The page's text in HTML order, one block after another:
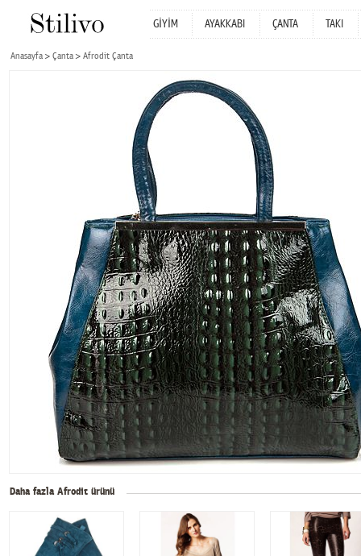
GİYİM AYAKKABI ÇANTA TAKI
Anasayfa Çanta Afrodit Çanta
Daha fazla Afrodit ürünü